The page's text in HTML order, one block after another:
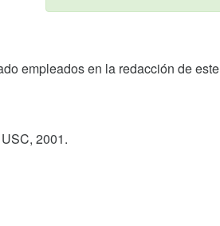
empleados en la redacción de este
2001.